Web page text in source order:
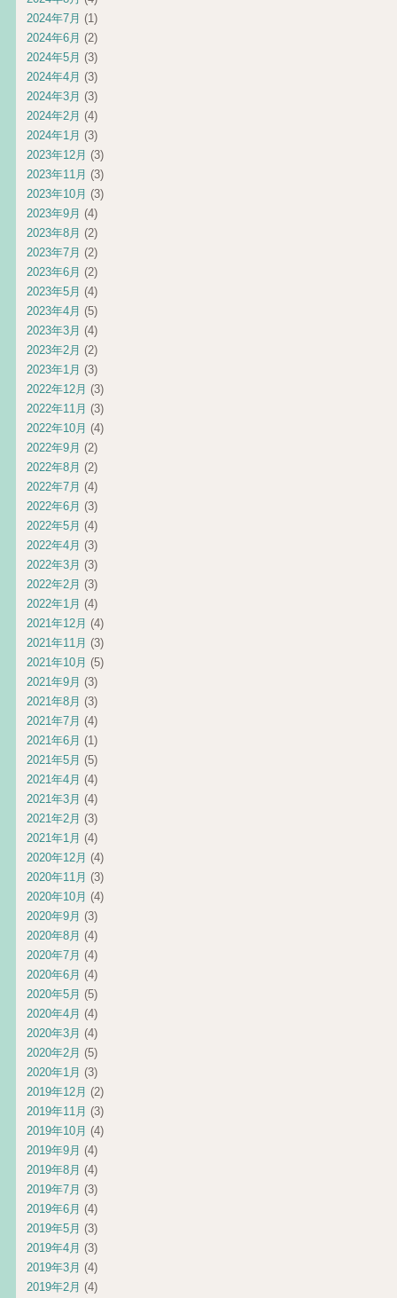
2024年7月 (1)
2024年6月 (2)
2024年5月 (3)
2024年4月 (3)
2024年3月 (3)
2024年2月 (4)
2024年1月 (3)
2023年12月 (3)
2023年11月 (3)
2023年10月 (3)
2023年9月 (4)
2023年8月 (2)
2023年7月 (2)
2023年6月 (2)
2023年5月 (4)
2023年4月 (5)
2023年3月 (4)
2023年2月 (2)
2023年1月 (3)
2022年12月 (3)
2022年11月 (3)
2022年10月 (4)
2022年9月 (2)
2022年8月 (2)
2022年7月 (4)
2022年6月 (3)
2022年5月 (4)
2022年4月 (3)
2022年3月 (3)
2022年2月 (3)
2022年1月 (4)
2021年12月 (4)
2021年11月 (3)
2021年10月 (5)
2021年9月 (3)
2021年8月 (3)
2021年7月 (4)
2021年6月 (1)
2021年5月 (5)
2021年4月 (4)
2021年3月 (4)
2021年2月 (3)
2021年1月 (4)
2020年12月 (4)
2020年11月 (3)
2020年10月 (4)
2020年9月 (3)
2020年8月 (4)
2020年7月 (4)
2020年6月 (4)
2020年5月 (5)
2020年4月 (4)
2020年3月 (4)
2020年2月 (5)
2020年1月 (3)
2019年12月 (2)
2019年11月 (3)
2019年10月 (4)
2019年9月 (4)
2019年8月 (4)
2019年7月 (3)
2019年6月 (4)
2019年5月 (3)
2019年4月 (3)
2019年3月 (4)
2019年2月 (4)